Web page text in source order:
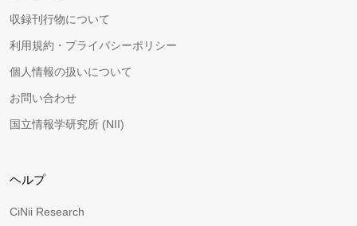
収録刊行物について
利用規約・プライバシーポリシー
個人情報の扱いについて
お問い合わせ
国立情報学研究所 (NII)
ヘルプ
CiNii Research